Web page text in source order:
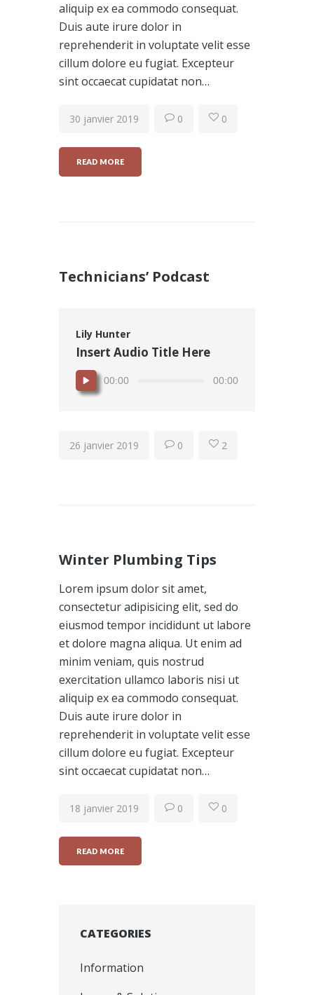
aliquip ex ea commodo consequat.
Duis aute irure dolor in
reprehenderit in voluptate velit esse
cillum dolore eu fugiat. Excepteur
sint occaecat cupidatat non…
READ MORE
30 janvier 2019 0 0
Technicians’ Podcast
Lily Hunter
Insert Audio Title Here
Lecteur
audio
00:00 00:00
26 janvier 2019 0 2
Winter Plumbing Tips
Lorem ipsum dolor sit amet,
consectetur adipisicing elit, sed do
eiusmod tempor incididunt ut labore
et dolore magna aliqua. Ut enim ad
minim veniam, quis nostrud
exercitation ullamco laboris nisi ut
aliquip ex ea commodo consequat.
Duis aute irure dolor in
reprehenderit in voluptate velit esse
cillum dolore eu fugiat. Excepteur
sint occaecat cupidatat non…
READ MORE
18 janvier 2019 0 0
CATEGORIES
Information